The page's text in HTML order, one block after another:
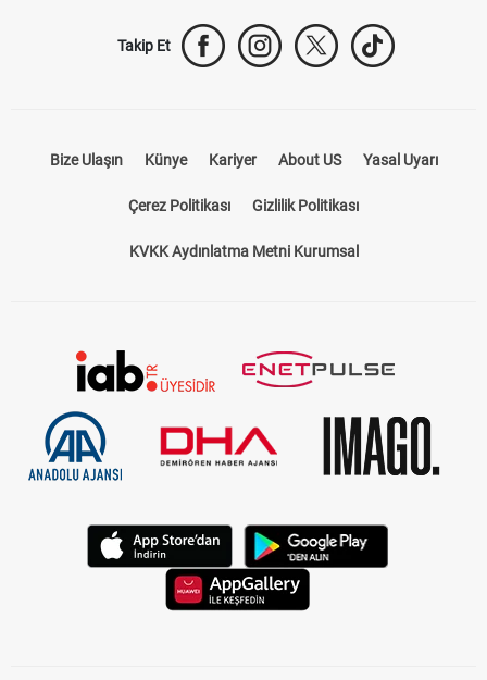
Takip Et
Bize Ulaşın Künye Kariyer About US Yasal Uyarı
Çerez Politikası Gizlilik Politikası
KVKK Aydınlatma Metni Kurumsal